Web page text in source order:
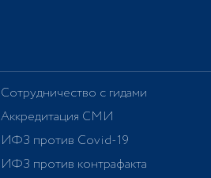
Сотрудничество с гидами
Аккредитация СМИ
ИФЗ против Covid-19
ИФЗ против контрафакта